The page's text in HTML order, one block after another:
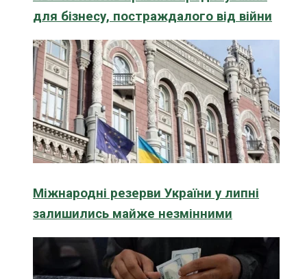
для бізнесу, постраждалого від війни
Міжнародні резерви України у липні
залишились майже незмінними